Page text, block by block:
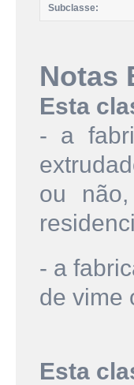
Subclasse:
Notas
Esta
- a
ou
- a
de vime
Esta